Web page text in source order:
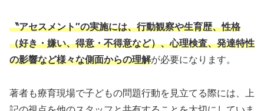
〝アセスメント″の実施には、行動観察や生育歴、性格
（好き・嫌い、得意・不得意など）、心理検査、発達特性
の影響など様々な側面からの理解が必要になります。
著者も療育現場で子どもの問題行動を見立てる際には、上